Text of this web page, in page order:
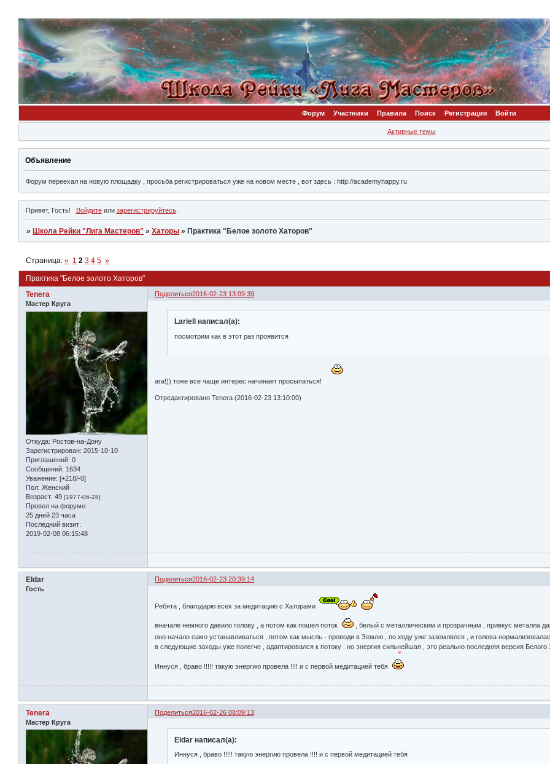
Форум Участники Правила Поиск Регистрация Войти
Активные темы
Объявление
Форум переехал на новую площадку , просьба регистрироваться уже на новом месте , вот здесь : http://academyhappy.ru
Привет, Гость! Войдитеили зарегистрируйтесь.
» Школа Рейки "Лига Мастеров" »Хаторы » Практика "Белое золото Хаторов"
Практика "Белое золото Хаторов"
Страница:« 1 2 3 4 5 »
Поделиться2016-02-23 13:09:39
Tenera
Мастер Круга
Откуда: Ростов-на-Дону
Зарегистрирован: 2015-10-10
Приглашений: 0
Сообщений: 1634
Уважение: [+218/-0]
Пол: Женский
Возраст: 49 [1977-06-28]
Провел на форуме:
25 дней 23 часа
Последний визит:
2019-02-08 06:15:48
Lariell написал(а):
посмотрим как в этот раз проявится
ага!)) тоже все чаще интерес начинает просыпаться!
Отредактировано Tenera (2016-02-23 13:10:00)
Поделиться2016-02-23 20:39:14
Eldar
Гость
Ребята , благодарю всех за медитацию с Хаторами
вначале немного давило голову , а потом как пошел поток
, белый с металлическим и прозрачным , привкус металла
оно начало само устанавливаться , потом как мысль - проводи в Землю , по ходу уже заземлялся , и голова
в следующие заходы уже полегче , адаптировался к потоку . но энергия сильнейшая , это реально последняя версия
Иннуся , браво !!!!! такую энергию провела !!!! и с первой медитацией тебя
Поделиться2016-02-26 08:09:13
Tenera
Мастер Круга
Eldar написал(а):
Иннуся , браво !!!!! такую энергию провела !!!! и с первой медитацией тебя